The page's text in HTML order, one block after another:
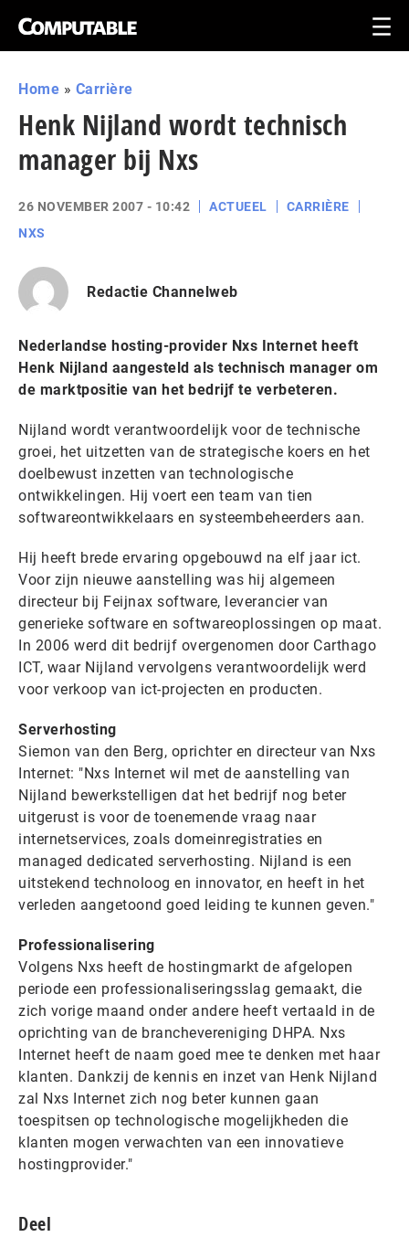
Home » Carrière
Henk Nijland wordt technisch
manager bij Nxs
26 NOVEMBER 2007 - 10:42 ACTUEEL
CARRIÈRE
NXS
Redactie Channelweb
Nederlandse hosting-provider Nxs Internet heeft
Henk Nijland aangesteld als technisch manager om
de marktpositie van het bedrijf te verbeteren.
Nijland wordt verantwoordelijk voor de technische
groei, het uitzetten van de strategische koers en het
doelbewust inzetten van technologische
ontwikkelingen. Hij voert een team van tien
softwareontwikkelaars en systeembeheerders aan.
Hij heeft brede ervaring opgebouwd na elf jaar ict.
Voor zijn nieuwe aanstelling was hij algemeen
directeur bij Feijnax software, leverancier van
generieke software en softwareoplossingen op maat.
In 2006 werd dit bedrijf overgenomen door Carthago
ICT, waar Nijland vervolgens verantwoordelijk werd
voor verkoop van ict-projecten en producten.
Serverhosting
Siemon van den Berg, oprichter en directeur van Nxs
Internet: "Nxs Internet wil met de aanstelling van
Nijland bewerkstelligen dat het bedrijf nog beter
uitgerust is voor de toenemende vraag naar
internetservices, zoals domeinregistraties en
managed dedicated serverhosting. Nijland is een
uitstekend technoloog en innovator, en heeft in het
verleden aangetoond goed leiding te kunnen geven."
Professionalisering
Volgens Nxs heeft de hostingmarkt de afgelopen
periode een professionaliseringsslag gemaakt, die
zich vorige maand onder andere heeft vertaald in de
oprichting van de branchevereniging DHPA. Nxs
Internet heeft de naam goed mee te denken met haar
klanten. Dankzij de kennis en inzet van Henk Nijland
zal Nxs Internet zich nog beter kunnen gaan
toespitsen op technologische mogelijkheden die
klanten mogen verwachten van een innovatieve
hostingprovider."
Deel